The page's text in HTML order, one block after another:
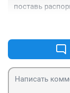
поставь